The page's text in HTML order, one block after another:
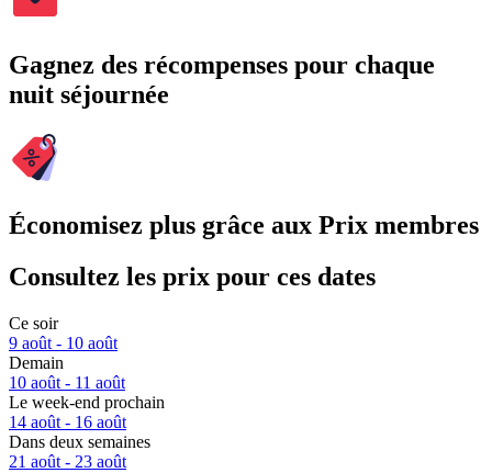
Gagnez des récompenses pour chaque
nuit séjournée
Économisez plus grâce aux Prix membres
Consultez les prix pour ces dates
Ce soir
9 août - 10 août
Demain
10 août - 11 août
Le week-end prochain
14 août - 16 août
Dans deux semaines
21 août - 23 août